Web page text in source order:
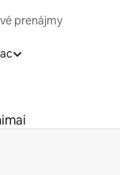
prenájmy